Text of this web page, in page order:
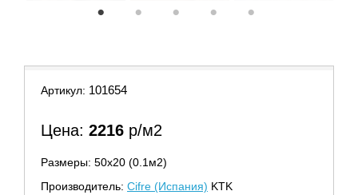
Артикул: 101654
Цена: 2216 р/м2
Размеры: 50х20 (0.1м2)
Производитель: Cifre (Испания) KTK